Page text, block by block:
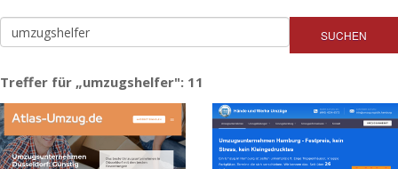
SUCHEN
Treffer für „umzugshelfer": 11